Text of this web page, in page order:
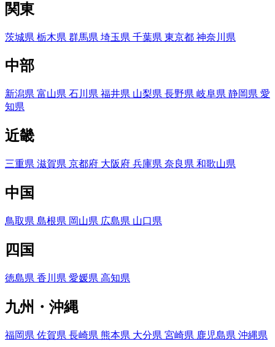
関東
茨城県 栃木県 群馬県 埼玉県 千葉県 東京都 神奈川県
中部
新潟県 富山県 石川県 福井県 山梨県 長野県 岐阜県 静岡県 愛
知県
近畿
三重県 滋賀県 京都府 大阪府 兵庫県 奈良県 和歌山県
中国
鳥取県 島根県 岡山県 広島県 山口県
四国
徳島県 香川県 愛媛県 高知県
九州・沖縄
福岡県 佐賀県 長崎県 熊本県 大分県 宮崎県 鹿児島県 沖縄県